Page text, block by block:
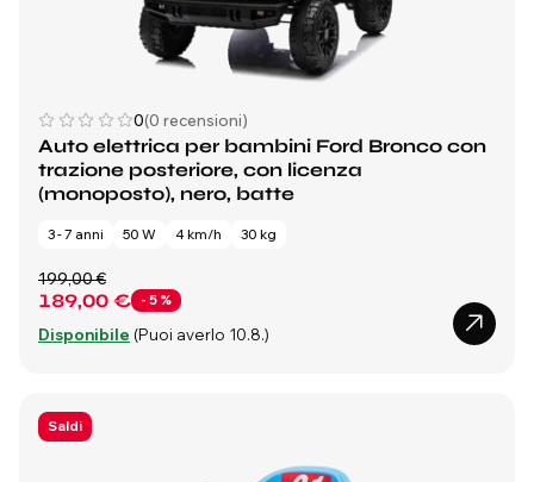
0(0 recensioni)
Auto elettrica per bambini Ford Bronco con
trazione posteriore, con licenza
(monoposto), nero, batte
3 - 7 anni 50 W 4 km/h 30 kg
189,00 € - 5 %
199,00 €
Disponibile (Puoi averlo 10.8.)
Saldi